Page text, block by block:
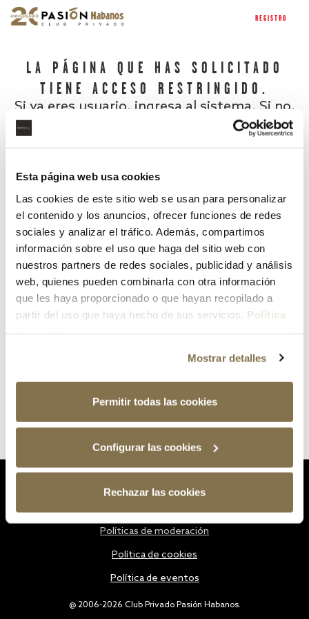
Esta página web usa cookies
Las cookies de este sitio web se usan para personalizar
el contenido y los anuncios, ofrecer funciones de redes
sociales y analizar el tráfico. Además, compartimos
información sobre el uso que haga del sitio web con
nuestros partners de redes sociales, publicidad y análisis
web, quienes pueden combinarla con otra información
que les haya proporcionado o que hayan recopilado a
partir del uso que haya hecho de sus servicios. Política
Mostrar detalles
Permitir todas las cookies
Configurar las cookies
Rechazar las cookies
REGISTRO
LA PÁGINA QUE HAS SOLICITADO
TIENE ACCESO RESTRINGIDO.
Si ya eres usuario, ingresa al sistema. Si no,
¿Has olvidado tu contraseña?
@ 2006-2026 Club Privado Pasión Habanos.
Políticas de moderación
Política de cookies
Política de eventos